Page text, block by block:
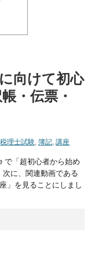
向けて初心
・伝票・
税理士試験, 簿記, 講座
で「超初心者から始め
に、関連動画である
」を見ることにしまし